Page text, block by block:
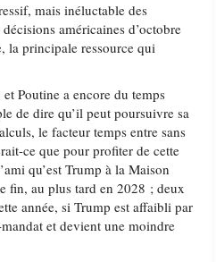
mais inéluctable des
américaines d’octobre
la principale ressource qui
Poutine a encore du temps
de dire qu’il peut poursuivre sa
le facteur temps entre sans
ce que pour profiter de cette
qu’est Trump à la Maison
fin, au plus tard en 2028 ; deux
année, si Trump est affaibli par
et devient une moindre